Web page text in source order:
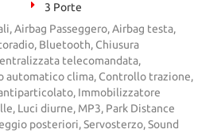
3 Porte
Airbag Passeggero, Airbag testa,
Bluetooth, Chiusura
telecomandata,
automatico clima, Controllo trazione,
Immobilizzatore
Luci diurne, MP3, Park Distance
posteriori, Servosterzo, Sound